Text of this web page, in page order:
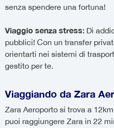
senza spendere una fortuna!
Viaggio senza stress: Dì
pubblici! Con un transfer
orientarti nei sistemi di
gestito per te.
Viaggiando da Zara
Zara Aeroporto si trova a
puoi raggiungere Zara in 22